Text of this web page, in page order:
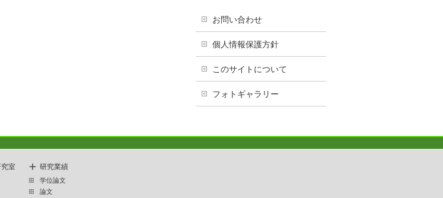
お問い合わせ
個人情報保護方針
このサイトについて
フォトギャラリー
室 研究業績
学位論文
論文